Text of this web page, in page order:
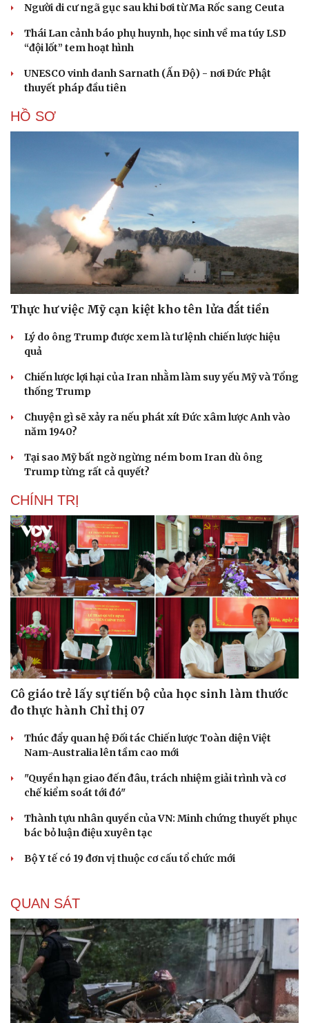
Cải chính
Người di cư ngã gục sau khi bơi từ Ma Rốc sang Ceuta
Thái Lan cảnh báo phụ huynh, học sinh về ma túy LSD
“đội lốt” tem hoạt hình
UNESCO vinh danh Sarnath (Ấn Độ) - nơi Đức Phật
thuyết pháp đầu tiên
HỒ SƠ
Thực hư việc Mỹ cạn kiệt kho tên lửa đắt tiền
Lý do ông Trump được xem là tư lệnh chiến lược hiệu
quả
Chiến lược lợi hại của Iran nhằm làm suy yếu Mỹ và Tổng
thống Trump
Chuyện gì sẽ xảy ra nếu phát xít Đức xâm lược Anh vào
năm 1940?
Tại sao Mỹ bất ngờ ngừng ném bom Iran dù ông
Trump từng rất cả quyết?
CHÍNH TRỊ
Cô giáo trẻ lấy sự tiến bộ của học sinh làm thước
đo thực hành Chỉ thị 07
Thúc đẩy quan hệ Đối tác Chiến lược Toàn diện Việt
Nam-Australia lên tầm cao mới
"Quyền hạn giao đến đâu, trách nhiệm giải trình và cơ
chế kiểm soát tới đó"
Thành tựu nhân quyền của VN: Minh chứng thuyết phục
bác bỏ luận điệu xuyên tạc
Bộ Y tế có 19 đơn vị thuộc cơ cấu tổ chức mới
QUAN SÁT